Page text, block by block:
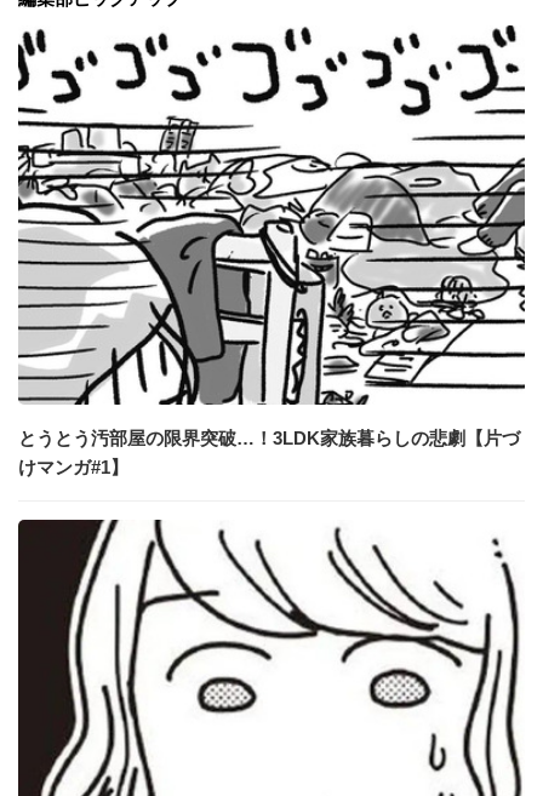
とうとう汚部屋の限界突破…！3LDK家族暮らしの悲劇【片づ
けマンガ#1】